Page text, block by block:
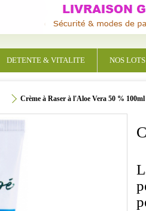
DETENTE & VITALITE NOS
Crème à Raser à l'Aloe Vera 50 %